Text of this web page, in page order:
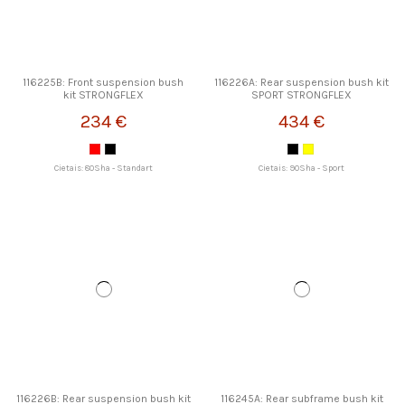
116225B: Front suspension bush
kit STRONGFLEX
234 €
Cietais: 80Sha - Standart
116226A: Rear suspension bush kit
SPORT STRONGFLEX
434 €
Cietais: 90Sha - Sport
116226B: Rear suspension bush kit
116245A: Rear subframe bush kit